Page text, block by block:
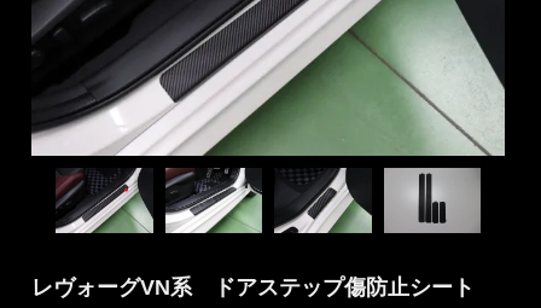
レヴォーグVN系 ドアステップ傷防止シート